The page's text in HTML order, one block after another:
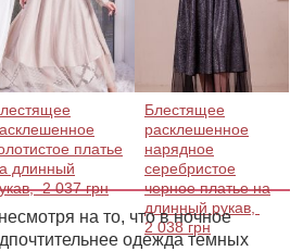
платье
длинный
2 037 грн
Блестящее
расклешенное
нарядное
серебристое
черное платье на
длинный рукав,
2 038 грн
на то, что в ночное
одежда темных